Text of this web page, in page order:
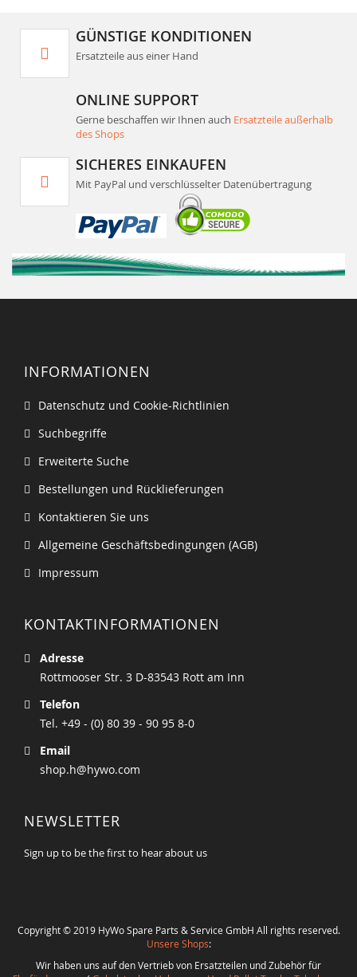
GÜNSTIGE KONDITIONEN
Ersatzteile aus einer Hand
ONLINE SUPPORT
Gerne beschaffen wir Ihnen auch Ersatzteile außerhalb
des Shops
SICHERES EINKAUFEN
Mit PayPal und verschlüsselter Datenübertragung
INFORMATIONEN
Datenschutz und Cookie-Richtlinien
Suchbegriffe
Erweiterte Suche
Bestellungen und Rücklieferungen
Kontaktieren Sie uns
Allgemeine Geschäftsbedingungen (AGB)
Impressum
KONTAKTINFORMATIONEN
Adresse
Rottmooser Str. 3 D-83543 Rott am Inn
Telefon
Tel. +49 - (0) 80 39 - 90 95 8-0
Email
shop.h@hywo.com
NEWSLETTER
Sign up to be the first to hear about us
Copyright © 2019 HyWo Spare Parts & Service GmbH All rights reserved.
Unsere Shops:
Wir haben uns auf den Vertrieb von Ersatzteilen und Zubehör für